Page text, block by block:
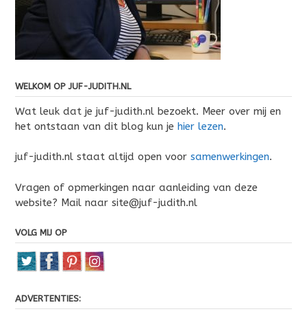
WELKOM OP JUF-JUDITH.NL
Wat leuk dat je juf-judith.nl bezoekt. Meer over mij en
het ontstaan van dit blog kun je hier lezen.
juf-judith.nl staat altijd open voor samenwerkingen.
Vragen of opmerkingen naar aanleiding van deze
website? Mail naar site@juf-judith.nl
VOLG MIJ OP
ADVERTENTIES: